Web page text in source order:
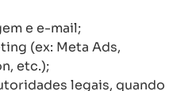
e e-mail;
(ex: Meta Ads,
etc.);
legais, quando